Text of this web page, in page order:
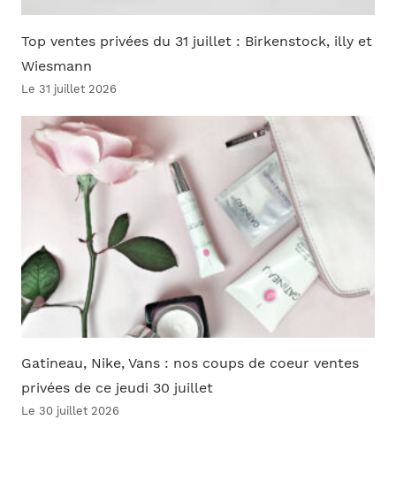
Top ventes privées du 31 juillet : Birkenstock, illy et
Wiesmann
Le 31 juillet 2026
Gatineau, Nike, Vans : nos coups de coeur ventes
privées de ce jeudi 30 juillet
Le 30 juillet 2026